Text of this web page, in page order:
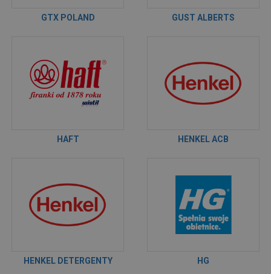
GTX POLAND GUST ALBERTS
HAFT HENKEL ACB
HENKEL DETERGENTY HG